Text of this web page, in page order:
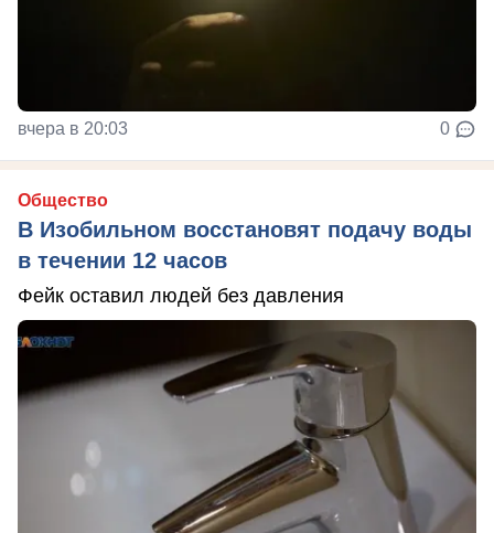
вчера в 20:03 0
Общество
В Изобильном восстановят подачу воды
в течении 12 часов
Фейк оставил людей без давления